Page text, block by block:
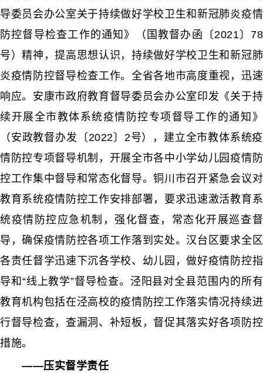
导委员会办公室关于持续做好学校卫生和新冠肺炎疫情
防控督导检查工作的通知》（国教督办函〔2021〕78
号）精神，提高思想认识，持续做好学校卫生和新冠肺
炎疫情防控督导检查工作。全省各地市高度重视，迅速
响应。安康市政府教育督导委员会办公室印发《关于持
续开展全市教体系统疫情防控专项督导工作的通知》
（安政教督办发〔2022〕2号），建立全市教体系统疫
情防控专项督导机制，开展全市各中小学幼儿园疫情防
控工作集中督导和常态化督导。铜川市召开紧急会议对
教育系统疫情防控工作安排部署，要求迅速激活教育系
统疫情防控应急机制，强化督查，常态化开展巡查督
导，确保疫情防控各项工作落到实处。汉台区要求全区
各责任督学迅速下沉各学校、幼儿园，做好疫情防控指
导和“线上教学”督导检查。泾阳县对全县范围内的所有
教育机构包括在泾高校的疫情防控工作落实情况持续进
行督导检查，查漏洞、补短板，督促其落实好各项防控
措施。
——压实督学责任